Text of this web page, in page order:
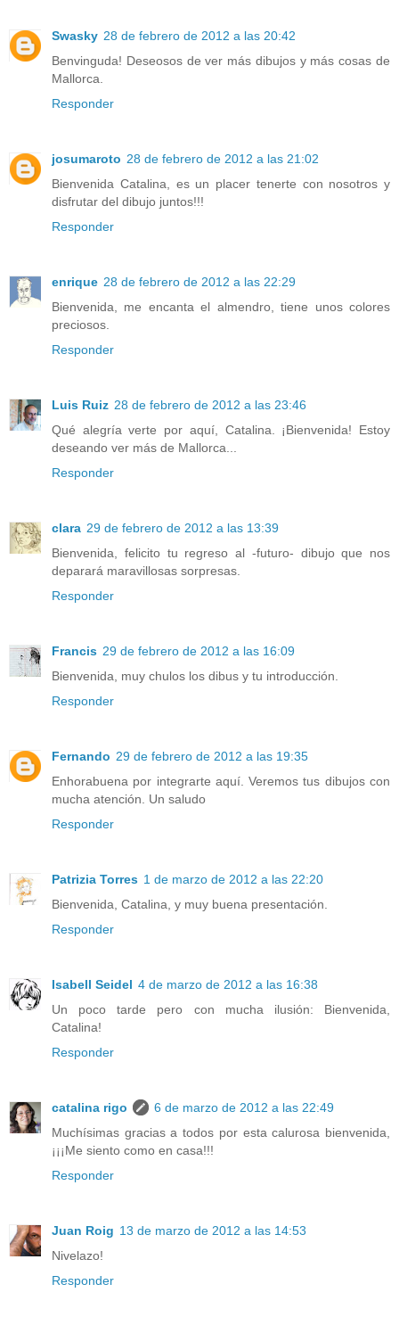
Swasky 28 de febrero de 2012 a las 20:42
Benvinguda! Deseosos de ver más dibujos y más cosas de
Mallorca.
Responder
josumaroto 28 de febrero de 2012 a las 21:02
Bienvenida Catalina, es un placer tenerte con nosotros y
disfrutar del dibujo juntos!!!
Responder
enrique 28 de febrero de 2012 a las 22:29
Bienvenida, me encanta el almendro, tiene unos colores
preciosos.
Responder
Luis Ruiz 28 de febrero de 2012 a las 23:46
Qué alegría verte por aquí, Catalina. ¡Bienvenida! Estoy
deseando ver más de Mallorca...
Responder
clara 29 de febrero de 2012 a las 13:39
Bienvenida, felicito tu regreso al -futuro- dibujo que nos
deparará maravillosas sorpresas.
Responder
Francis 29 de febrero de 2012 a las 16:09
Bienvenida, muy chulos los dibus y tu introducción.
Responder
Fernando 29 de febrero de 2012 a las 19:35
Enhorabuena por integrarte aquí. Veremos tus dibujos con
mucha atención. Un saludo
Responder
Patrizia Torres 1 de marzo de 2012 a las 22:20
Bienvenida, Catalina, y muy buena presentación.
Responder
Isabell Seidel 4 de marzo de 2012 a las 16:38
Un poco tarde pero con mucha ilusión: Bienvenida,
Catalina!
Responder
catalina rigo
6 de marzo de 2012 a las 22:49
Muchísimas gracias a todos por esta calurosa bienvenida,
¡¡¡Me siento como en casa!!!
Responder
Juan Roig 13 de marzo de 2012 a las 14:53
Nivelazo!
Responder